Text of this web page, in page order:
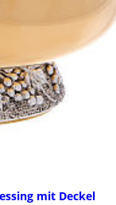
mit Deckel